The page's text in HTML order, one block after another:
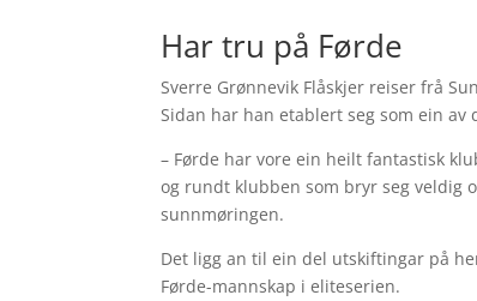
Har tru på Førde
Sverre Grønnevik Flåskjer reiser frå
Sidan har han etablert seg som ein
– Førde har vore ein heilt fantastisk
og rundt klubben som bryr seg veldig
sunnmøringen.
Det ligg an til ein del utskiftingar på
Førde-mannskap i eliteserien.